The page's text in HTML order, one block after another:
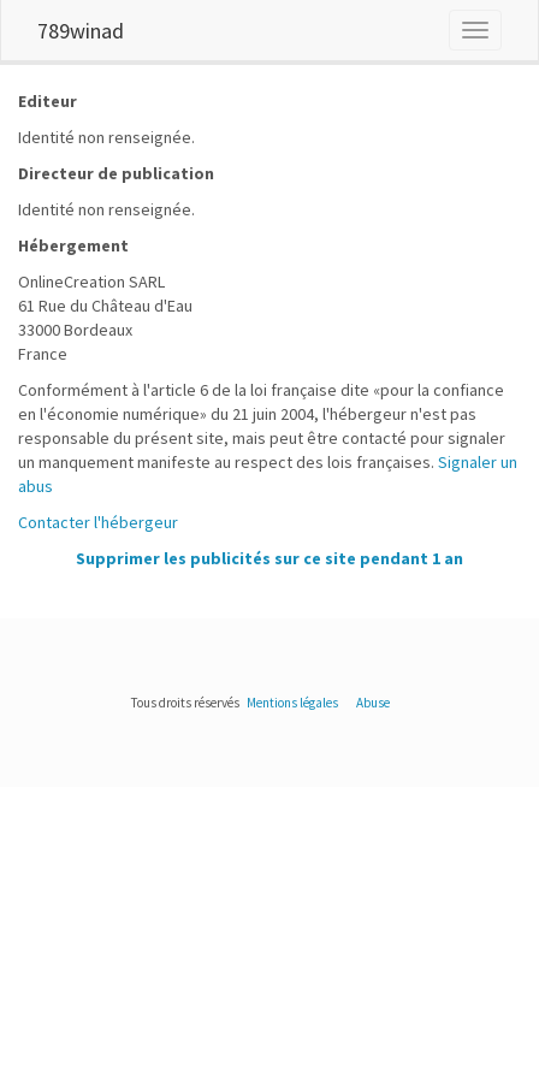
Toggle
789winad
Editeur
Identité non renseignée.
Directeur de publication
Identité non renseignée.
Hébergement
OnlineCreation SARL
61 Rue du Château d'Eau
33000 Bordeaux
France
Conformément à l'article 6 de la loi française dite «pour la confiance
en l'économie numérique» du 21 juin 2004, l'hébergeur n'est pas
responsable du présent site, mais peut être contacté pour signaler
un manquement manifeste au respect des lois françaises. Signaler un
abus
Contacter l'hébergeur
Supprimer les publicités sur ce site pendant 1 an
Tous droits réservés Mentions légales Abuse